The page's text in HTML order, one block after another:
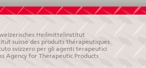
Heilmittelinstitut
suisse des produits thérapeutiques
svizzero per gli agenti terapeutici
Agency for Therapeutic Products